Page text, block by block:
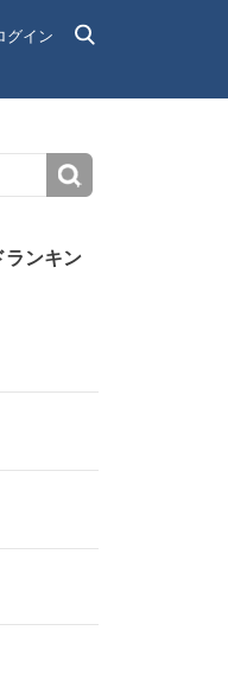
グイン
ランキン